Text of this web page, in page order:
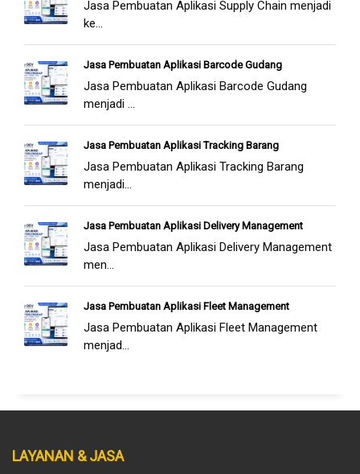
Jasa Pembuatan Aplikasi Supply Chain menjadi
ke...
Jasa Pembuatan Aplikasi Barcode Gudang
Jasa Pembuatan Aplikasi Barcode Gudang
menjadi ...
Jasa Pembuatan Aplikasi Tracking Barang
Jasa Pembuatan Aplikasi Tracking Barang
menjadi...
Jasa Pembuatan Aplikasi Delivery Management
Jasa Pembuatan Aplikasi Delivery Management
men...
Jasa Pembuatan Aplikasi Fleet Management
Jasa Pembuatan Aplikasi Fleet Management
menjad...
LAYANAN & JASA